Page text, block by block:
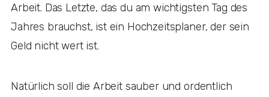
Arbeit. Das Letzte, das du am wichtigsten Tag des
Jahres brauchst, ist ein Hochzeitsplaner, der sein
Geld nicht wert ist.
Natürlich soll die Arbeit sauber und ordentlich